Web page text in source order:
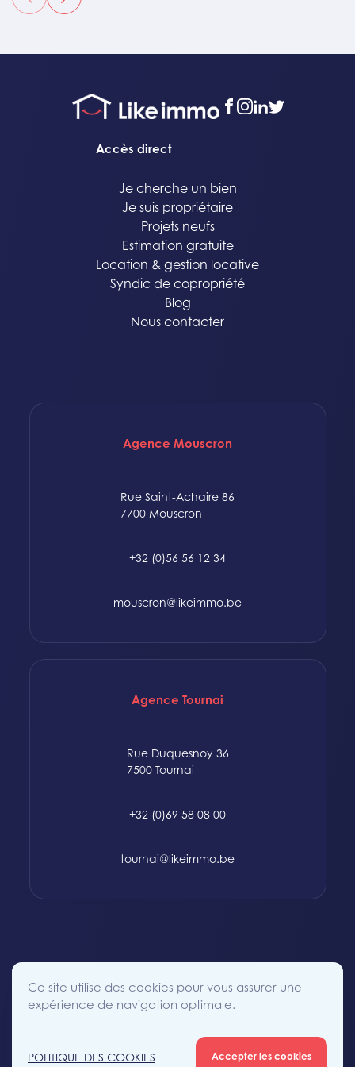
précédent
suivant
facebook
instagram
linkedin
twitter
Accès direct
Je cherche un bien
Je suis propriétaire
Projets neufs
Estimation gratuite
Location & gestion locative
Syndic de copropriété
Blog
Nous contacter
Agence Mouscron
Rue Saint-Achaire 86
7700 Mouscron
+32 (0)56 56 12 34
mouscron@likeimmo.be
Agence Tournai
Rue Duquesnoy 36
7500 Tournai
+32 (0)69 58 08 00
tournai@likeimmo.be
Politique des CookiesConditions générales
Ce site utilise des cookies pour vous assurer une
expérience de navigation optimale.
POLITIQUE DES COOKIES Accepter les cookies